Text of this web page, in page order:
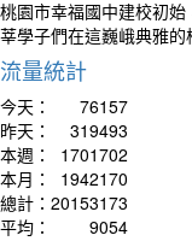
桃園市幸福國中建校初
莘學子們在這巍峨典雅
流量統計
今天：
76157
昨天：
319493
本週：
1701702
本月：
1942170
總計： 20153173
平均：
9054